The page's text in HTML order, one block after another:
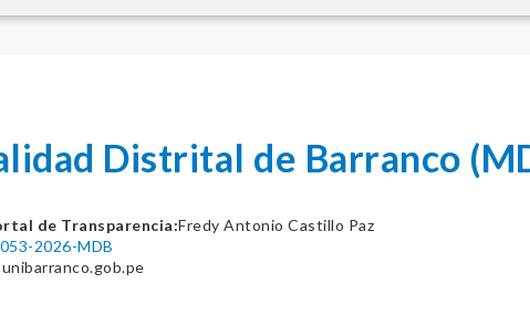
Distrital de Barranco
de Transparencia:Fredy Antonio Castillo Paz
053-2026-MDB